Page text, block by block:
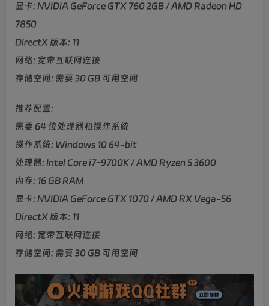
显卡: NVIDIA GeForce GTX 760 2GB / AMD Radeon HD
7850
DirectX 版本: 11
网络: 宽带互联网连接
存储空间: 需要 30 GB 可用空间
推荐配置:
需要 64 位处理器和操作系统
操作系统: Windows 10 64-bit
处理器: Intel Core i7-9700K / AMD Ryzen 5 3600
内存: 16 GB RAM
显卡: NVIDIA GeForce GTX 1070 / AMD RX Vega-56
DirectX 版本: 11
网络: 宽带互联网连接
存储空间: 需要 30 GB 可用空间